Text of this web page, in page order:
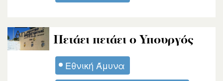
Πετάει πετάει ο Υπουργός
Εθνική Άμυνα
Andri